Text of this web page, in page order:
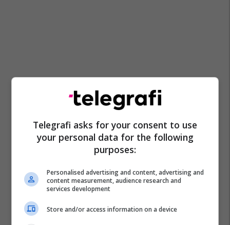
Telegrafi asks for your consent to use
your personal data for the following
purposes:
Personalised advertising and content, advertising and
content measurement, audience research and
services development
Store and/or access information on a device